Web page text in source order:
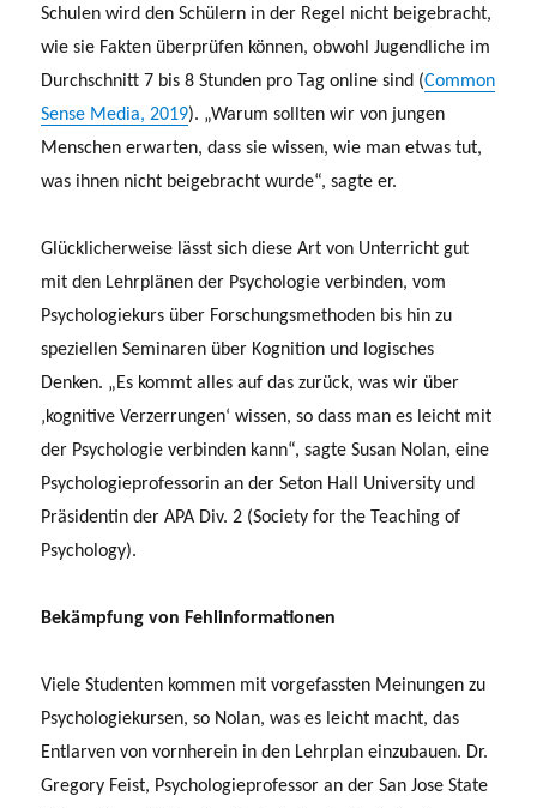
Schulen wird den Schülern in der Regel nicht beigebracht,
wie sie Fakten überprüfen können, obwohl Jugendliche im
Durchschnitt 7 bis 8 Stunden pro Tag online sind (Common
Sense Media, 2019). „Warum sollten wir von jungen
Menschen erwarten, dass sie wissen, wie man etwas tut,
was ihnen nicht beigebracht wurde“, sagte er.
Glücklicherweise lässt sich diese Art von Unterricht gut
mit den Lehrplänen der Psychologie verbinden, vom
Psychologiekurs über Forschungsmethoden bis hin zu
speziellen Seminaren über Kognition und logisches
Denken. „Es kommt alles auf das zurück, was wir über
‚kognitive Verzerrungen‘ wissen, so dass man es leicht mit
der Psychologie verbinden kann“, sagte Susan Nolan, eine
Psychologieprofessorin an der Seton Hall University und
Präsidentin der APA Div. 2 (Society for the Teaching of
Psychology).
Bekämpfung von Fehlinformationen
Viele Studenten kommen mit vorgefassten Meinungen zu
Psychologiekursen, so Nolan, was es leicht macht, das
Entlarven von vornherein in den Lehrplan einzubauen. Dr.
Gregory Feist, Psychologieprofessor an der San Jose State